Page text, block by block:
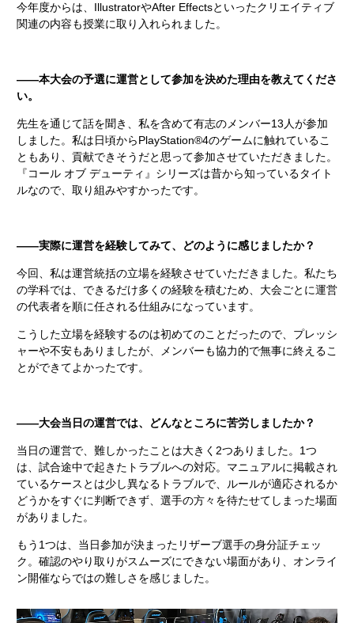
今年度からは、IllustratorやAfter Effectsといったクリエイティブ
関連の内容も授業に取り入れられました。
――本大会の予選に運営として参加を決めた理由を教えてくださ
い。
先生を通じて話を聞き、私を含めて有志のメンバー13人が参加
しました。私は日頃からPlayStation®4のゲームに触れているこ
ともあり、貢献できそうだと思って参加させていただきました。
『コール オブ デューティ』シリーズは昔から知っているタイト
ルなので、取り組みやすかったです。
――実際に運営を経験してみて、どのように感じましたか？
今回、私は運営統括の立場を経験させていただきました。私たち
の学科では、できるだけ多くの経験を積むため、大会ごとに運営
の代表者を順に任される仕組みになっています。
こうした立場を経験するのは初めてのことだったので、プレッシ
ャーや不安もありましたが、メンバーも協力的で無事に終えるこ
とができてよかったです。
――大会当日の運営では、どんなところに苦労しましたか？
当日の運営で、難しかったことは大きく2つありました。1つ
は、試合途中で起きたトラブルへの対応。マニュアルに掲載され
ているケースとは少し異なるトラブルで、ルールが適応されるか
どうかをすぐに判断できず、選手の方々を待たせてしまった場面
がありました。
もう1つは、当日参加が決まったリザーブ選手の身分証チェッ
ク。確認のやり取りがスムーズにできない場面があり、オンライ
ン開催ならではの難しさを感じました。